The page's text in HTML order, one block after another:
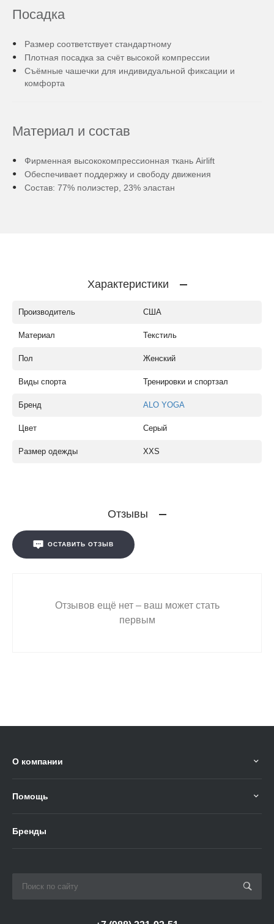
Посадка
Размер соответствует стандартному
Плотная посадка за счёт высокой компрессии
Съёмные чашечки для индивидуальной фиксации и
комфорта
Материал и состав
Фирменная высококомпрессионная ткань Airlift
Обеспечивает поддержку и свободу движения
Состав: 77% полиэстер, 23% эластан
Характеристики
Производитель США
Материал Текстиль
Пол Женский
Виды спорта Тренировки и спортзал
Бренд ALO YOGA
Цвет Серый
Размер одежды XXS
Отзывы
ОСТАВИТЬ ОТЗЫВ
Отзывов ещё нет – ваш может стать
первым
О компании
Помощь
Бренды